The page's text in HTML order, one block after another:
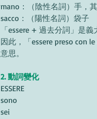
mano：（陰性名詞）手，
sacco：（陽性名詞）袋子
「essere + 過去分詞」是義
因此，「essere preso con
意思。
2. 動詞變化
ESSERE
sono
sei